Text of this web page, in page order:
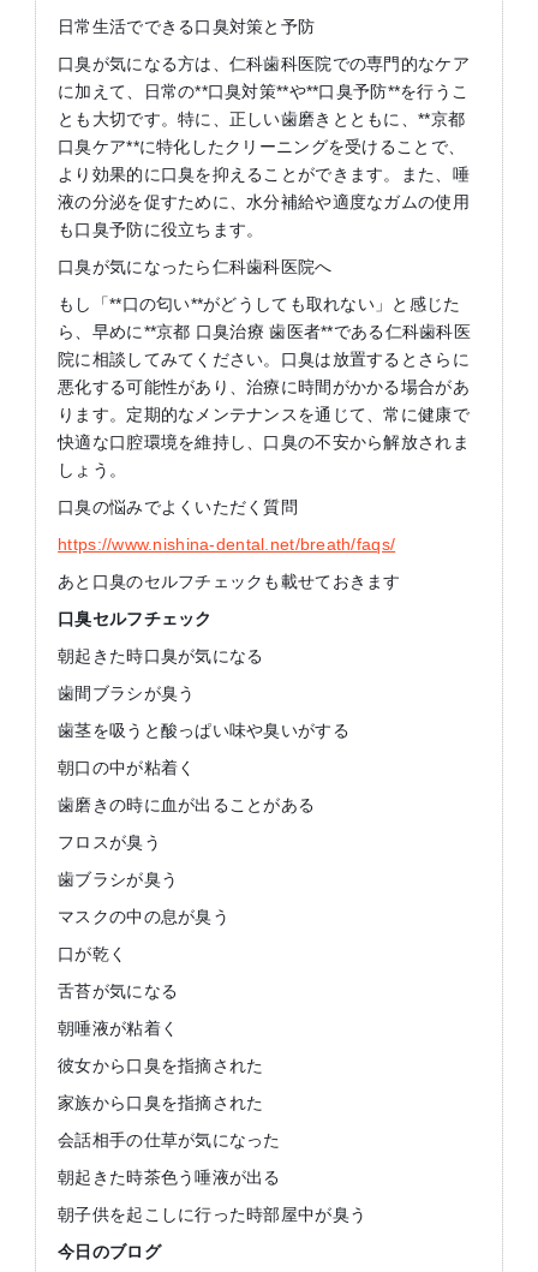
日常生活でできる口臭対策と予防
口臭が気になる方は、仁科歯科医院での専門的なケア
に加えて、日常の**口臭対策**や**口臭予防**を行うこ
とも大切です。特に、正しい歯磨きとともに、**京都
口臭ケア**に特化したクリーニングを受けることで、
より効果的に口臭を抑えることができます。また、唾
液の分泌を促すために、水分補給や適度なガムの使用
も口臭予防に役立ちます。
口臭が気になったら仁科歯科医院へ
もし「**口の匂い**がどうしても取れない」と感じた
ら、早めに**京都 口臭治療 歯医者**である仁科歯科医
院に相談してみてください。口臭は放置するとさらに
悪化する可能性があり、治療に時間がかかる場合があ
ります。定期的なメンテナンスを通じて、常に健康で
快適な口腔環境を維持し、口臭の不安から解放されま
しょう。
口臭の悩みでよくいただく質問
https://www.nishina-dental.net/breath/faqs/
あと口臭のセルフチェックも載せておきます
口臭セルフチェック
朝起きた時口臭が気になる
歯間ブラシが臭う
歯茎を吸うと酸っぱい味や臭いがする
朝口の中が粘着く
歯磨きの時に血が出ることがある
フロスが臭う
歯ブラシが臭う
マスクの中の息が臭う
口が乾く
舌苔が気になる
朝唾液が粘着く
彼女から口臭を指摘された
家族から口臭を指摘された
会話相手の仕草が気になった
朝起きた時茶色う唾液が出る
朝子供を起こしに行った時部屋中が臭う
今日のブログ